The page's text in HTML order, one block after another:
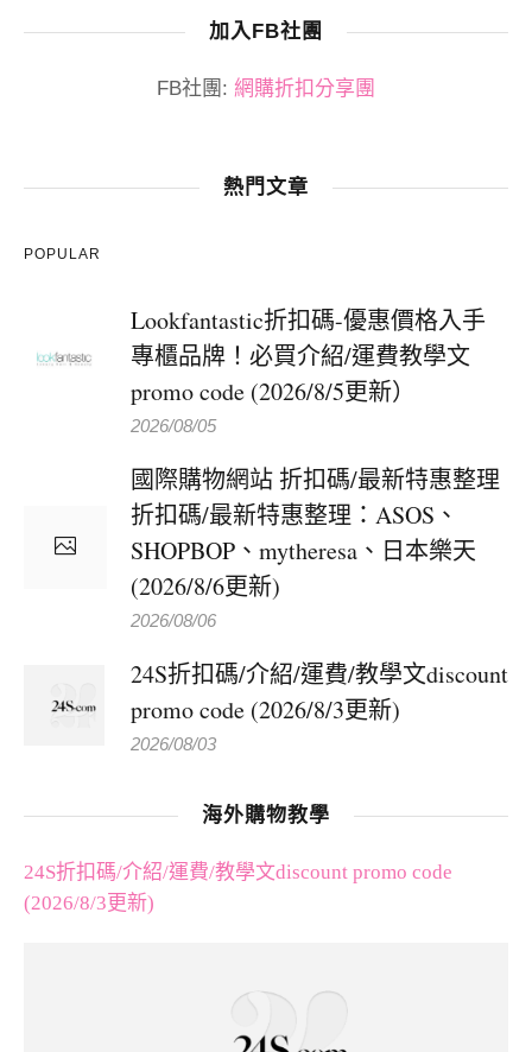
加入FB社團
FB社團: 網購折扣分享團
熱門文章
POPULAR
Lookfantastic折扣碼-優惠價格入手
專櫃品牌！必買介紹/運費教學文
promo code (2026/8/5更新）
2026/08/05
國際購物網站 折扣碼/最新特惠整理
折扣碼/最新特惠整理：ASOS、
SHOPBOP、mytheresa、日本樂天
(2026/8/6更新)
2026/08/06
24S折扣碼/介紹/運費/教學文discount
promo code (2026/8/3更新)
2026/08/03
海外購物教學
24S折扣碼/介紹/運費/教學文discount promo code
(2026/8/3更新)